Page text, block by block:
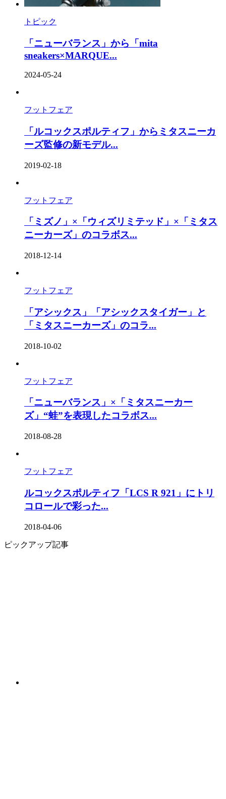
トピック
「ニューバランス」から「mita
sneakers×MARQUE...
2024-05-24
フットフェア
「ルコックスポルティフ」からミタスニーカ
ーズ監修の新モデル...
2019-02-18
フットフェア
「ミズノ」×「ウィズリミテッド」×「ミタス
ニーカーズ」のコラボス...
2018-12-14
フットフェア
「アシックス」「アシックスタイガー」と
「ミタスニーカーズ」のコラ...
2018-10-02
フットフェア
「ニューバランス」×「ミタスニーカー
ズ」“蛙”を表現したコラボス...
2018-08-28
フットフェア
ルコックスポルティフ「LCS R 921」にトリ
コロールで彩った...
2018-04-06
ピックアップ記事